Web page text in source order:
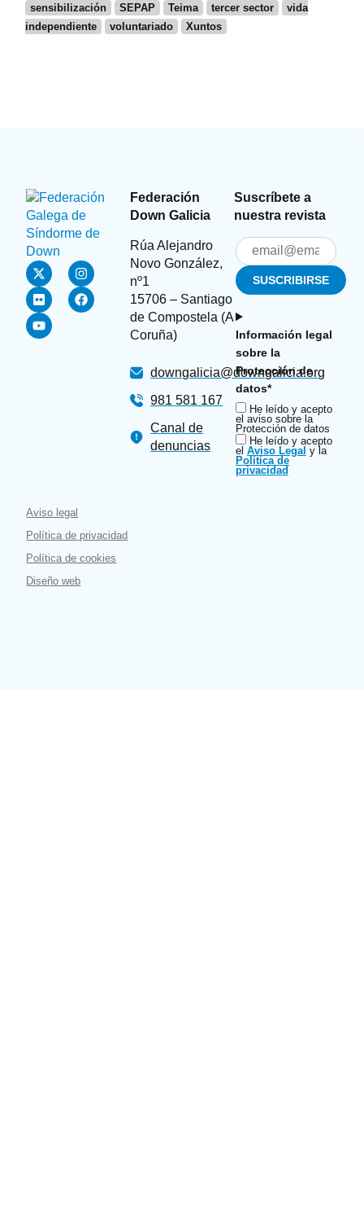
sensibilización
SEPAP Teima tercer sector
vida
independiente
voluntariado Xuntos
Federación
Down Galicia
Rúa Alejandro
Novo González,
nº1
15706 – Santiago
de Compostela (A
Coruña)
downgalicia@downgalicia.org
981 581 167
Canal de
denuncias
Suscríbete a
nuestra revista
Información legal
sobre la
Protección de
datos*
He leído y acepto
el aviso sobre la
Protección de datos
He leído y acepto
el Aviso Legal y la
Política de
privacidad
Aviso legal
Política de privacidad
Política de cookies
Diseño web